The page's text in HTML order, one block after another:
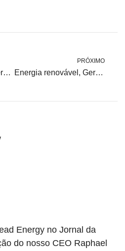
Mercado Livre ou Energia Solar
PRÓXIMO
Energia renovável, Geração distribuída e Eficiência energética
Energy no Jornal da
do nosso CEO Raphael